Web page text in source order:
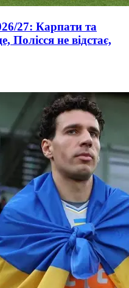
27: Карпати та
Полісся не відстає,